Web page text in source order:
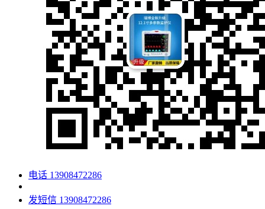
电话 13908472286
发短信 13908472286